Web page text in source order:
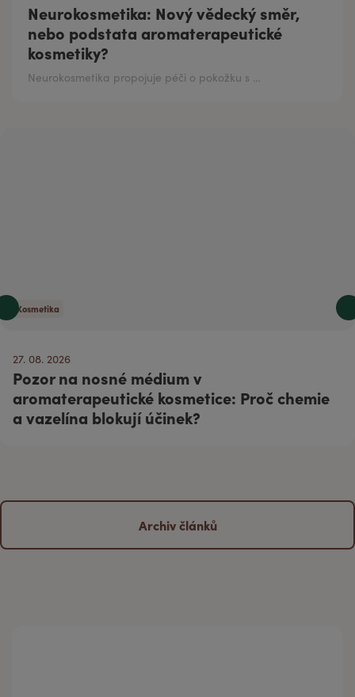
Neurokosmetika: Nový vědecký směr,
nebo podstata aromaterapeutické
kosmetiky?
Neurokosmetika propojuje péči o pokožku s působením na nervový systém. Zjistěte, proč jsou esenciální oleje přirozenou součástí tohoto vědeckého směru...
Kosmetika
Pozor na nosné médium v
aromaterapeutické kosmetice: Proč chemie
a vazelína blokují účinek?
27. 08. 2026
Archiv článků